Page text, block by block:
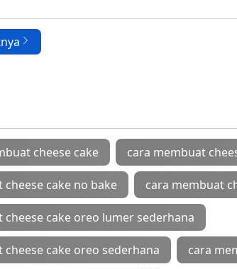
cheese cake cara membuat
cake no bake cara membuat
cheese cake oreo lumer sederhana
cheese cake oreo sederhana cara